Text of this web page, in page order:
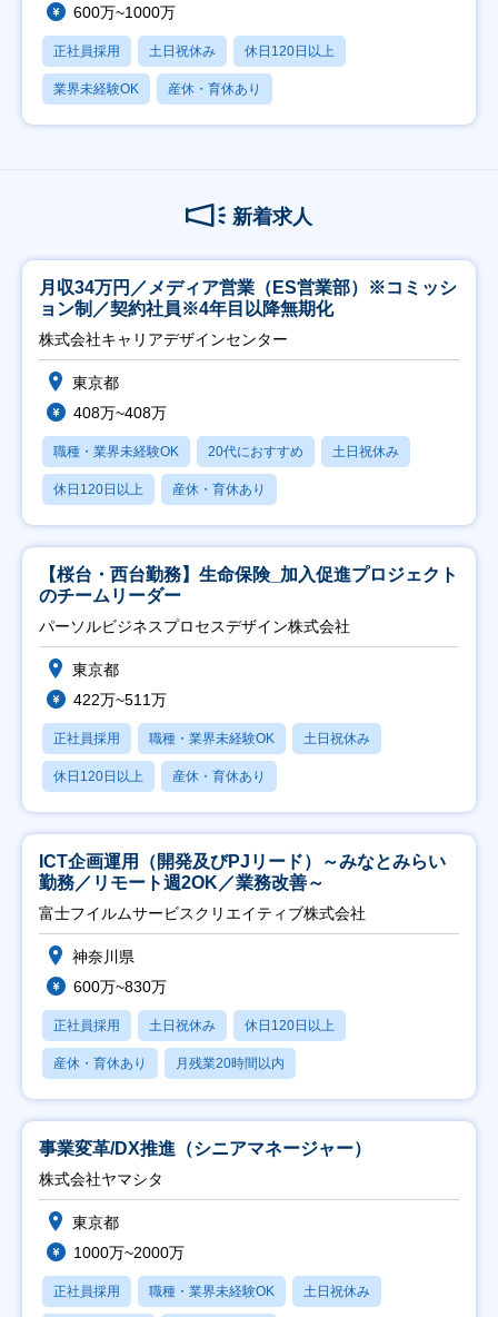
600万~1000万
正社員採用 土日祝休み 休日120日以上
業界未経験OK 産休・育休あり
新着求人
月収34万円／メディア営業（ES営業部）※コミッシ
ョン制／契約社員※4年目以降無期化
株式会社キャリアデザインセンター
東京都
408万~408万
職種・業界未経験OK 20代におすすめ 土日祝休み
休日120日以上 産休・育休あり
【桜台・西台勤務】生命保険_加入促進プロジェクト
のチームリーダー
パーソルビジネスプロセスデザイン株式会社
東京都
422万~511万
正社員採用 職種・業界未経験OK 土日祝休み
休日120日以上 産休・育休あり
ICT企画運用（開発及びPJリード）～みなとみらい
勤務／リモート週2OK／業務改善～
富士フイルムサービスクリエイティブ株式会社
神奈川県
600万~830万
正社員採用 土日祝休み 休日120日以上
産休・育休あり 月残業20時間以内
事業変革/DX推進（シニアマネージャー）
株式会社ヤマシタ
東京都
1000万~2000万
正社員採用 職種・業界未経験OK 土日祝休み